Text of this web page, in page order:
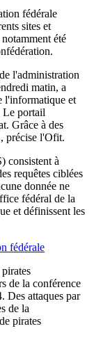
fédérale
sites et
été
l'administration
matin, a
l'informatique et
Le portail
Grâce à des
précise l'Ofit.
consistent à
requêtes ciblées
donnée ne
fédéral de la
et définissent les
fédérale
de la conférence
Des attaques par
de la
pirates